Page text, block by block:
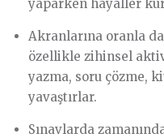
yaparken hayaller
Akranlarına oranla
özellikle zihinsel
yazma, soru çözme,
yavaştırlar.
Sınavlarda